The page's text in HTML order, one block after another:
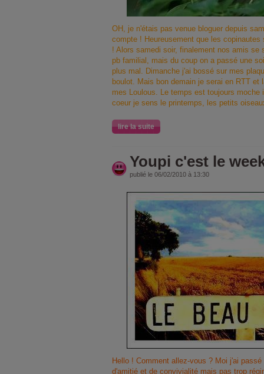
OH, je n'étais pas venue bloguer depuis
compte ! Heureusement que les copinautes
! Alors samedi soir, finalement nos amis se
pb familial, mais du coup on a passé une
plus mal. Dimanche j'ai bossé sur mes
boulot. Mais bon demain je serai en RTT et
mes Loulous. Le temps est toujours
coeur je sens le printemps, les petits
lire la suite
Youpi c'est le
publié le 06/02/2010 à 13:30
Hello ! Comment allez-vous ? Moi j'ai
d'amitié et de convivialité mais pas trop